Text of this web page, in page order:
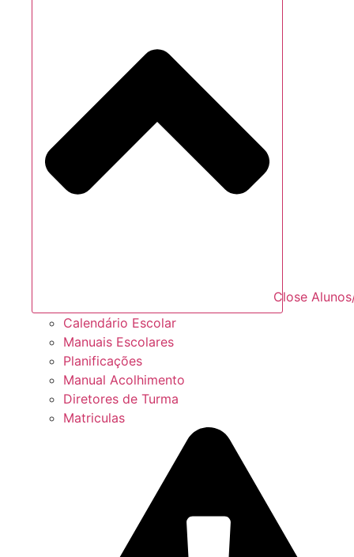
Close
Calendário Escolar
Manuais Escolares
Planificações
Manual Acolhimento
Diretores de Turma
Matriculas